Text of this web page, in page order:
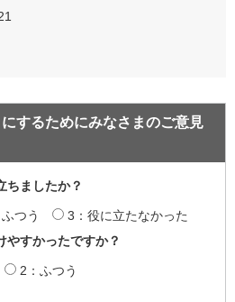
するためにみなさまのご意見
ちましたか？
つう
3：役に立たなかった
やすかったですか？
2：ふつう